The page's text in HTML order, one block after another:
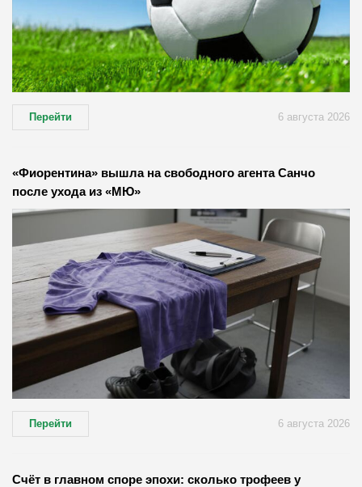
Перейти 6 августа 2026
«Фиорентина» вышла на свободного агента Санчо
после ухода из «МЮ»
Перейти 6 августа 2026
Счёт в главном споре эпохи: сколько трофеев у